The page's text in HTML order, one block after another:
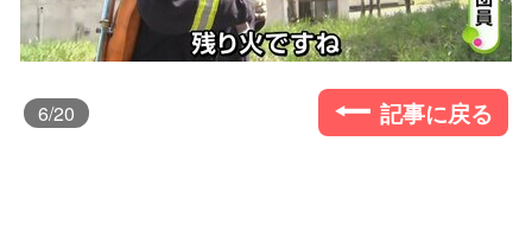
6/20 記事に戻る